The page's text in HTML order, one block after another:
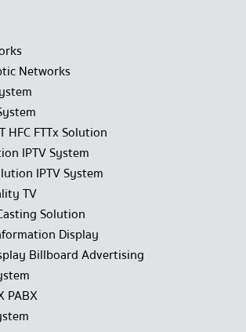
Networks
HFC FTTx Solution
IPTV System
IPTV System
TV
Solution
Display
Billboard Advertising
PABX